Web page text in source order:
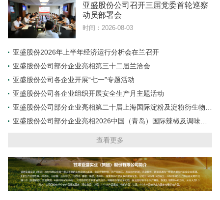
亚盛股份公司召开三届党委首轮巡察
动员部署会
时间：2026-08-03
亚盛股份2026年上半年经济运行分析会在兰召开
亚盛股份公司部分企业亮相第三十二届兰洽会
亚盛股份公司各企业开展“七一”专题活动
亚盛股份公司各企业组织开展安全生产月主题活动
亚盛股份公司部分企业亮相第二十届上海国际淀粉及淀粉衍生物展
览会
亚盛股份公司部分企业亮相2026中国（青岛）国际辣椒及调味料
查看更多